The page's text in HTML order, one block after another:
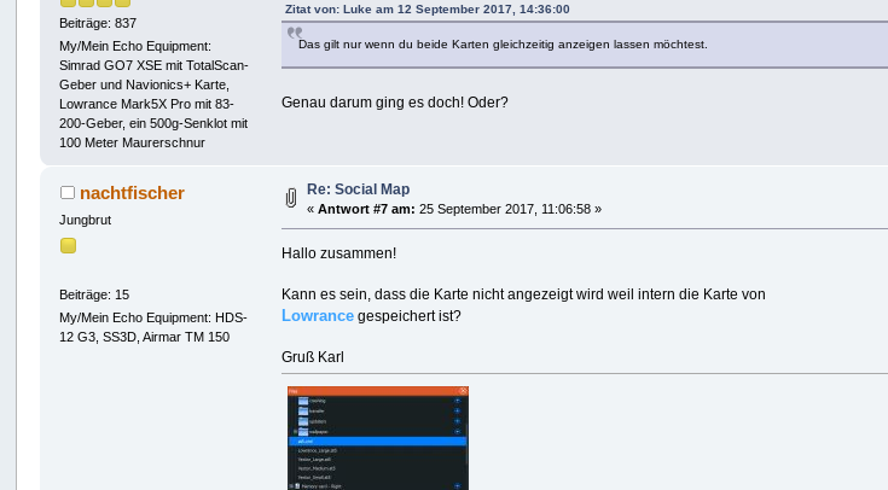
Beiträge: 837
My/Mein Echo Equipment:
Simrad GO7 XSE mit TotalScan-
Geber und Navionics+ Karte,
Lowrance Mark5X Pro mit 83-
200-Geber, ein 500g-Senklot mit
100 Meter Maurerschnur
Zitat von: Luke am 12 September 2017, 14:36:00
Das gilt nur wenn du beide Karten gleichzeitig anzeigen lassen möchtest.
Genau darum ging es doch! Oder?
nachtfischer
Jungbrut
Beiträge: 15
My/Mein Echo Equipment: HDS-
12 G3, SS3D, Airmar TM 150
Re: Social Map
«Antwort #7 am: 25 September 2017, 11:06:58 »
Hallo zusammen!
Kann es sein, dass die Karte nicht angezeigt wird weil intern die Karte von
Lowrance gespeichert ist?
Gruß Karl